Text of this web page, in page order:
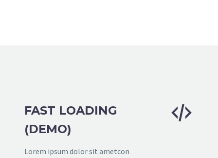
FAST LOADING
(DEMO)
Lorem ipsum dolor sit ametcon

